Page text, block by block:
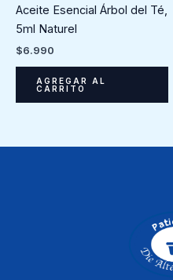
Aceite Esencial Árbol del Té,
5ml Naturel
$6.990
AGREGAR AL
CARRITO